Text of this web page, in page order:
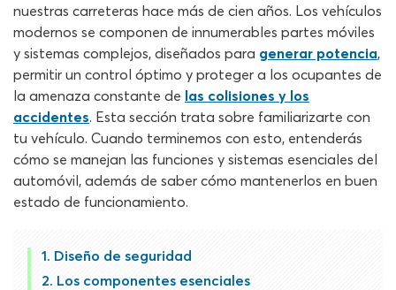
nuestras carreteras hace más de cien años. Los vehículos
modernos se componen de innumerables partes móviles
y sistemas complejos, diseñados para generar potencia,
permitir un control óptimo y proteger a los ocupantes de
la amenaza constante de las colisiones y los
accidentes. Esta sección trata sobre familiarizarte con
tu vehículo. Cuando terminemos con esto, entenderás
cómo se manejan las funciones y sistemas esenciales del
automóvil, además de saber cómo mantenerlos en buen
estado de funcionamiento.
Diseño de seguridad
Los componentes esenciales